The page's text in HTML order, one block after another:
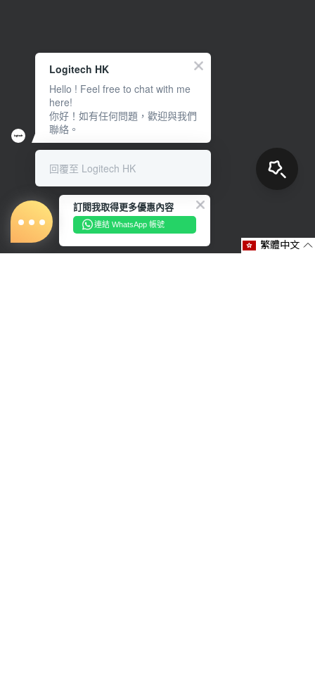
繁體中文
訂閱我取得更多優惠內容
連結 WhatsApp 帳號
Logitech HK
Hello ! Feel free to chat with me
here!
你好！如有任何問題，歡迎與我們
聯絡。
回覆至 Logitech HK